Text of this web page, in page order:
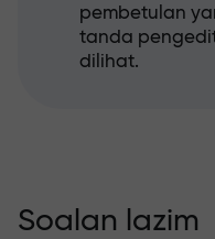
pembetulan
tanda
dilihat.
Soalan lazim